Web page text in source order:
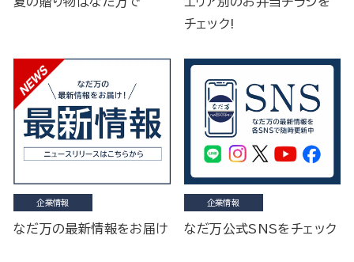
チェック!
企業情報
なだ万の最新情報をお届け
企業情報
なだ万公式SNSをチェック